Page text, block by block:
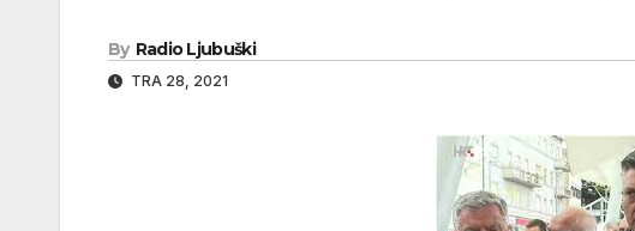
By Radio Ljubuški
TRA 28, 2021